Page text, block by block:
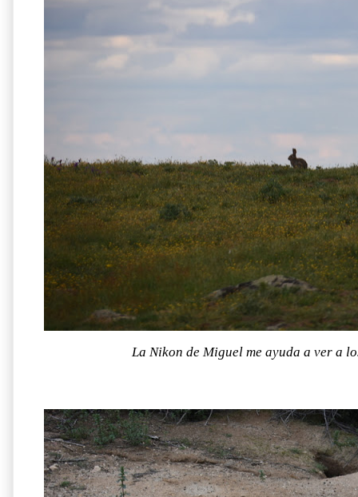
La Nikon de Miguel me ayuda a ver a